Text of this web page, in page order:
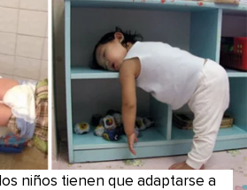
niños tienen que adaptarse a